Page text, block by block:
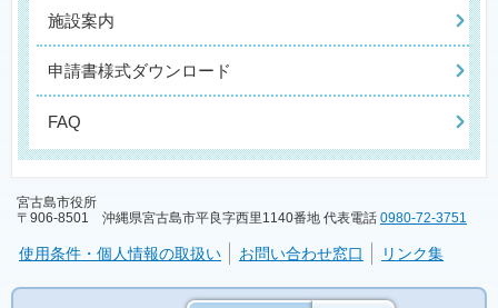
施設案内
申請書様式ダウンロード
FAQ
宮古島市役所
〒906-8501 沖縄県宮古島市平良字西里1140番地 代表電話 0980-72-3751
使用条件・個人情報の取扱い お問い合わせ窓口 リンク集